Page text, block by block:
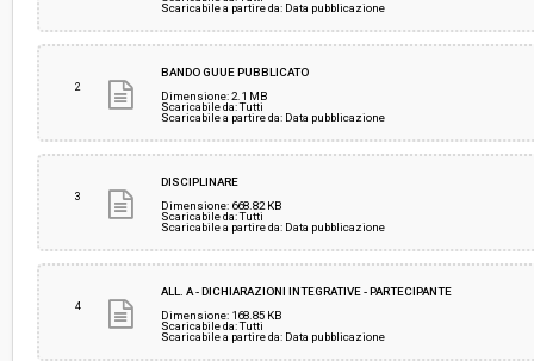
Responsabile attuale:
ESTAR - ENTE DI SUPPORTO TECNICO
Scaricabile a partire da: Data pubblicazione
2
BANDO GUUE PUBBLICATO
Dimensione: 2.1 MB
Scaricabile da: Tutti
Scaricabile a partire da: Data pubblicazione
3
DISCIPLINARE
Dimensione: 668.82 KB
Scaricabile da: Tutti
Scaricabile a partire da: Data pubblicazione
4
ALL. A - DICHIARAZIONI INTEGRATIVE - PARTECIPANTE
Dimensione: 168.85 KB
Scaricabile da: Tutti
Scaricabile a partire da: Data pubblicazione